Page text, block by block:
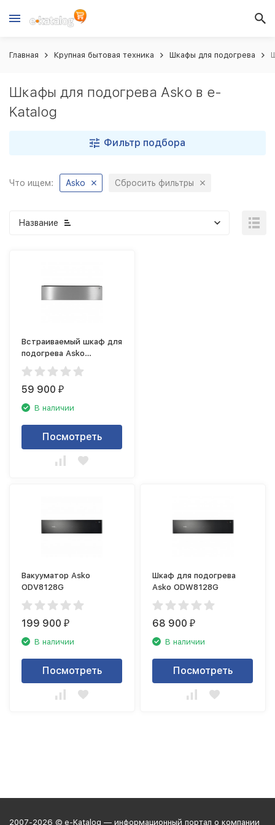
Главная Крупная бытовая техника Шкафы для подогрева
Шкафы для подогрева Asko в e-
Katalog
Фильтр подбора
Что ищем: Asko Сбросить фильтры
Название
Встраиваемый шкаф для
подогрева Asko
ODW8127S
59 900₽
В наличии
Посмотреть
Вакууматор Asko
ODV8128G
199 900₽
В наличии
Посмотреть
Шкаф для подогрева
Asko ODW8128G
68 900₽
В наличии
Посмотреть
2007-2026 © e-Katalog — информационный портал о компании